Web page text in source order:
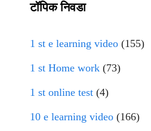
टॉपिक निवडा
1 st e learning video (155)
1 st Home work (73)
1 st online test (4)
10 e learning video (166)